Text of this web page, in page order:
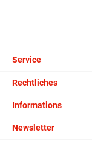
Service
Rechtliches
Informations
Newsletter